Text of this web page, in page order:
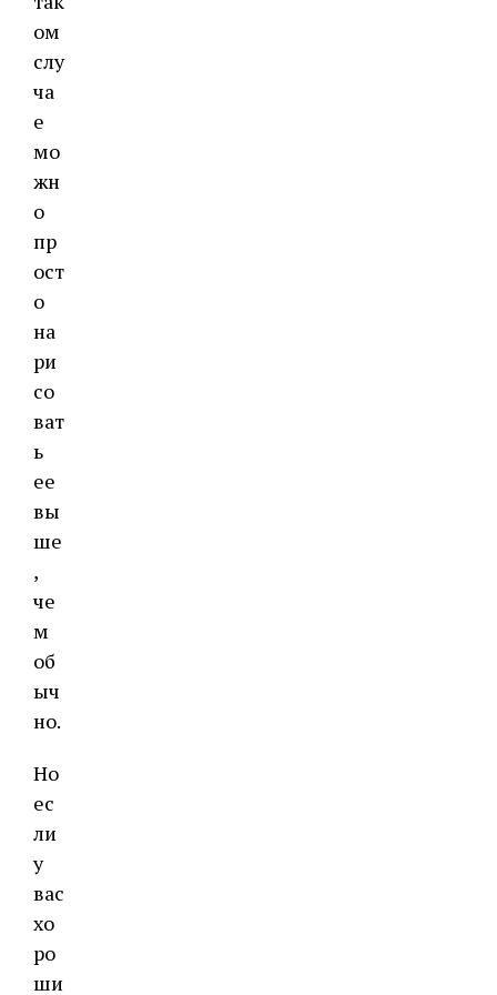
ом
слу
ча
е
мо
жн
о
пр
ост
о
на
ри
со
ват
ь
ее
вы
ше
,
че
м
об
ыч
но.
Но
ес
ли
у
вас
хо
ро
ши